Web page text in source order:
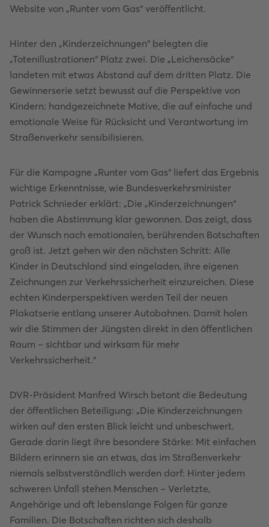
Website von „Runter vom Gas“ veröffentlicht.
Hinter den „Kinderzeichnungen“ belegten die
„Totenillustrationen“ Platz zwei. Die „Leichensäcke“
landeten mit etwas Abstand auf dem dritten Platz. Die
Gewinnerserie setzt bewusst auf die Perspektive von
Kindern: handgezeichnete Motive, die auf einfache und
emotionale Weise für Rücksicht und Verantwortung im
Straßenverkehr sensibilisieren.
Für die Kampagne „Runter vom Gas“ liefert das Ergebnis
wichtige Erkenntnisse, wie Bundesverkehrsminister
Patrick Schnieder erklärt: „Die „Kinderzeichnungen“
haben die Abstimmung klar gewonnen. Das zeigt, dass
der Wunsch nach emotionalen, berührenden Botschaften
groß ist. Jetzt gehen wir den nächsten Schritt: Alle
Kinder in Deutschland sind eingeladen, ihre eigenen
Zeichnungen zur Verkehrssicherheit einzureichen. Diese
echten Kinderperspektiven werden Teil der neuen
Plakatserie entlang unserer Autobahnen. Damit holen
wir die Stimmen der Jüngsten direkt in den öffentlichen
Raum – sichtbar und wirksam für mehr
Verkehrssicherheit.“
DVR-Präsident Manfred Wirsch betont die Bedeutung
der öffentlichen Beteiligung: „Die Kinderzeichnungen
wirken auf den ersten Blick leicht und unbeschwert.
Gerade darin liegt ihre besondere Stärke: Mit einfachen
Bildern erinnern sie an etwas, das im Straßenverkehr
niemals selbstverständlich werden darf: Hinter jedem
schweren Unfall stehen Menschen – Verletzte,
Angehörige und oft lebenslange Folgen für ganze
Familien. Die Botschaften richten sich deshalb